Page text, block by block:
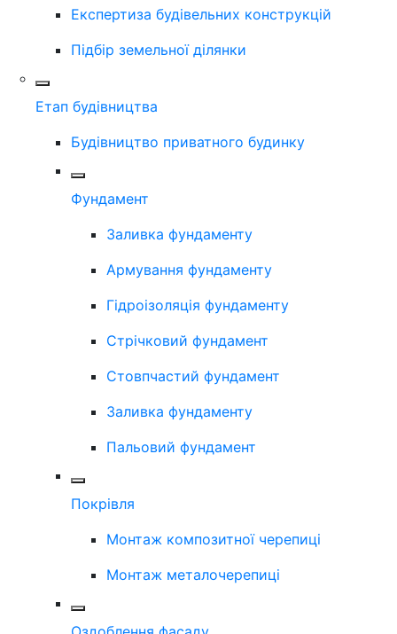
Експертиза будівельних конструкцій
Підбір земельної ділянки
Етап будівництва
Будівництво приватного будинку
Фундамент
Заливка фундаменту
Армування фундаменту
Гідроізоляція фундаменту
Стрічковий фундамент
Стовпчастий фундамент
Заливка фундаменту
Пальовий фундамент
Покрівля
Монтаж композитної черепиці
Монтаж металочерепиці